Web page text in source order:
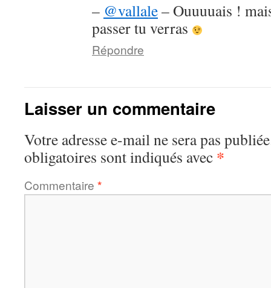
– @vallale– Ouuuuais !
passer tu verras
Répondre
Laisser un commentaire
Votre adresse e-mail ne sera pas
obligatoires sont indiqués avec *
Commentaire *